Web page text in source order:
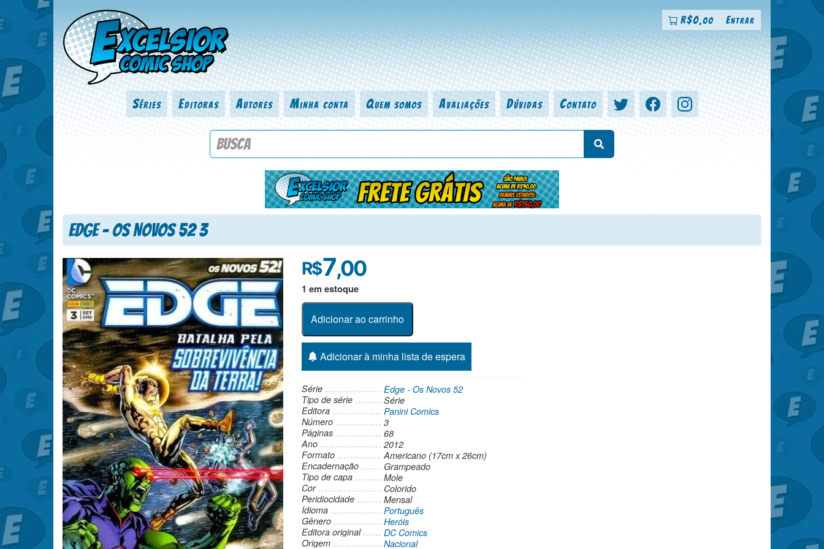
R$0,00 Entrar
Séries Editoras Autores Minha conta Quem somos Avaliações Dúvidas Contato
Procure por título da revista, personagem, série, escritor, desenhista, arte-finalista, colorista
Edge – Os Novos 52 3
R$7,00
1 em estoque
Adicionar ao carrinho
Adicionar à minha lista de espera
Série
Edge - Os Novos 52
Tipo de série
Série
Editora
Panini Comics
Número
3
Páginas
68
Ano
2012
Formato
Americano (17cm x 26cm)
Encadernação
Grampeado
Tipo de capa
Mole
Cor
Colorido
Peridiocidade
Mensal
Idioma
Português
Gênero
Heróis
Editora original
DC Comics
Origem
Nacional